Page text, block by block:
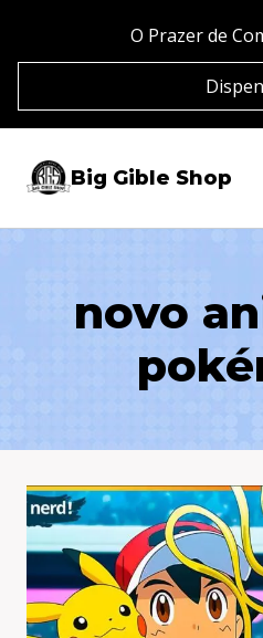
Conteúdo
O Prazer de
Big Gible Shop
novo